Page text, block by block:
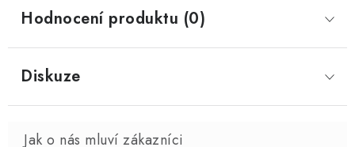
Hodnocení produktu (0)
Diskuze